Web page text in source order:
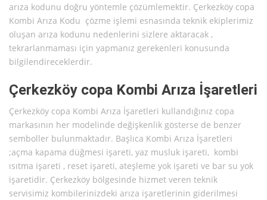
arıza kodunu doğru yöntemle çözümlemektir. Çerkezköy copa
Kombi Arıza Kodu çözme işlemi esnasında teknik ekiplerimiz
oluşan arıza kodunu nedenlerini sizlere aktaracak ,
tekrarlanmaması için yapmanız gerekenleri konusunda
bilgilendireceklerdir.
Çerkezköy copa Kombi Arıza İşaretleri
Çerkezköy copa Kombi Arıza İşaretleri kullandığınız copa
markasının her modelinde değişkenlik gösterse de benzer
semboller bulunmaktadır. Başlıca Kombi Arıza İşaretleri
;açma kapama düğmesi işareti, yaz musluk işareti, kombi
ısıtma işareti , reset işareti, ateşleme yok işareti ve bar su yok
işaretidir. Çerkezköy bölgesinde hizmet veren teknik
servisimiz kombilerinizdeki arıza işaretlerinin giderilmesi